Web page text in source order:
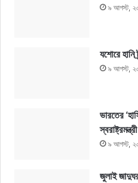
৯ আগস্ট,
যশোরে
৯ আগস্ট,
ভারতের
স্বরাষ্ট্রমন্ত্রী
৯ আগস্ট,
জুলাই